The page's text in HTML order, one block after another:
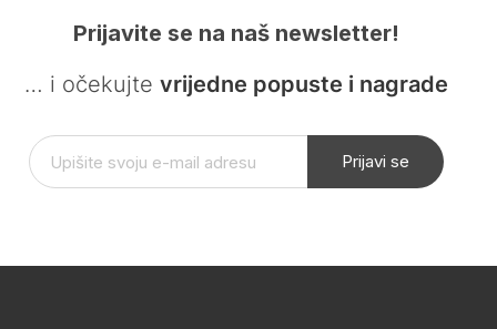
Prijavite se na naš newsletter!
… i očekujte vrijedne popuste i nagrade
Prijavi se